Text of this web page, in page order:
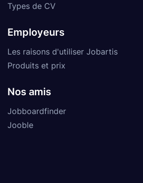
Types de CV
Employeurs
Les raisons d'utiliser Jobartis
Produits et prix
Nos amis
Jobboardfinder
Jooble